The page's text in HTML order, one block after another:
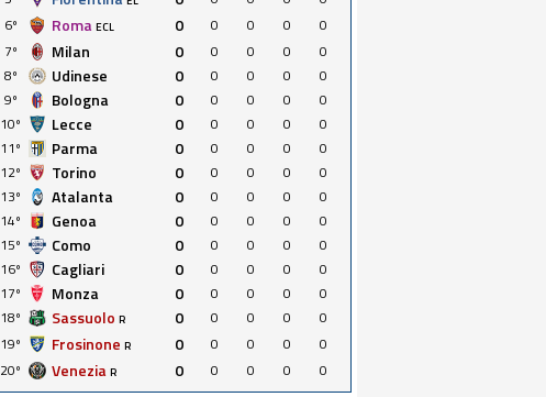
6º
Roma ECL 0 0 0 0
0
7º
Milan 0 0 0 0
0
8º
Udinese 0 0 0 0
0
9º
Bologna 0 0 0 0
0
10º
Lecce 0 0 0 0
0
11º
Parma 0 0 0 0
0
12º
Torino 0 0 0 0
0
13º
Atalanta 0 0 0 0
0
14º
Genoa 0 0 0 0
0
15º
Como 0 0 0 0
0
16º
Cagliari 0 0 0 0
0
17º
Monza 0 0 0 0
0
18º
Sassuolo R 0 0 0 0
0
19º
Frosinone R 0 0 0 0
0
20º
Venezia R 0 0 0 0 0